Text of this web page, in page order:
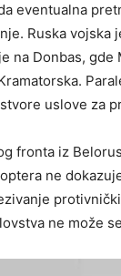
eventualna
Ruska
na Donbas,
uslove za
fronta iz
ne
ne može